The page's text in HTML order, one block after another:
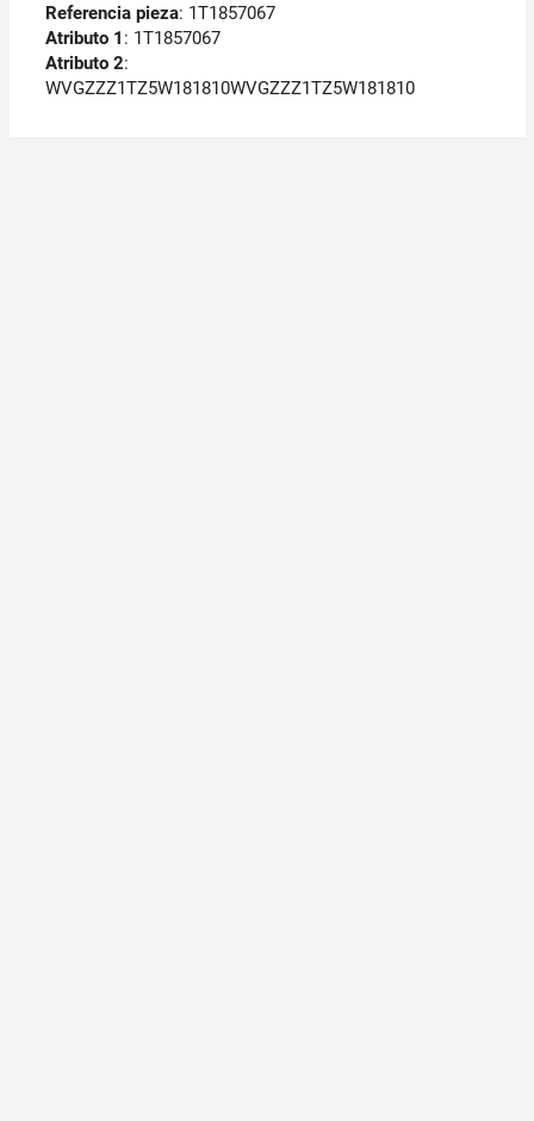
Referencia pieza: 1T1857067
Atributo 1 : 1T1857067
Atributo 2:
WVGZZZ1TZ5W181810WVGZZZ1TZ5W181810